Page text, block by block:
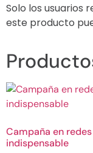
Solo los usuarios
este producto
Campaña en redes
indispensable